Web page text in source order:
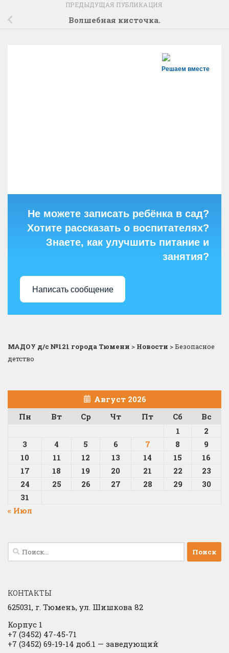
ПРЕДЫДУЩАЯ ПУБЛИКАЦИЯ
Волшебная кисточка.
Решаем вместе
Не можете записать ребёнка в сад?
Хотите рассказать о воспитателях?
Знаете, как улучшить питание и
занятия?
Написать сообщение
МАДОУ д/с №121 города Тюмени > Новости >Безопасное
детство
Август 2026
Пн
Вт Ср Чт Пт Сб
Вс
1
2
3
4 5 6 7 8
9
10
11 12 13 14 15
16
17
18 19 20 21 22
23
24
25 26 27 28 29
30
31
« Июл
Найти:
КОНТАКТЫ
625031, г. Тюмень, ул. Шишкова 82
Корпус 1
+7 (3452) 47-45-71
+7 (3452) 69-19-14 доб.1 — заведующий